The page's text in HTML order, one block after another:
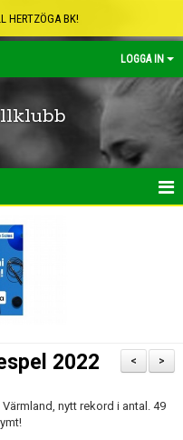
HERTZÖGA BK!
LOGGA IN
>
<
2022
nytt rekord i antal. 49